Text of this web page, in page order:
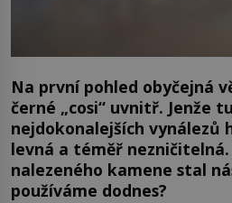
Na první pohled obyčejná
černé „cosi“ uvnitř. Jenže
nejdokonalejších vynálezů
levná a téměř nezničitelná.
nalezeného kamene stal
používáme dodnes?